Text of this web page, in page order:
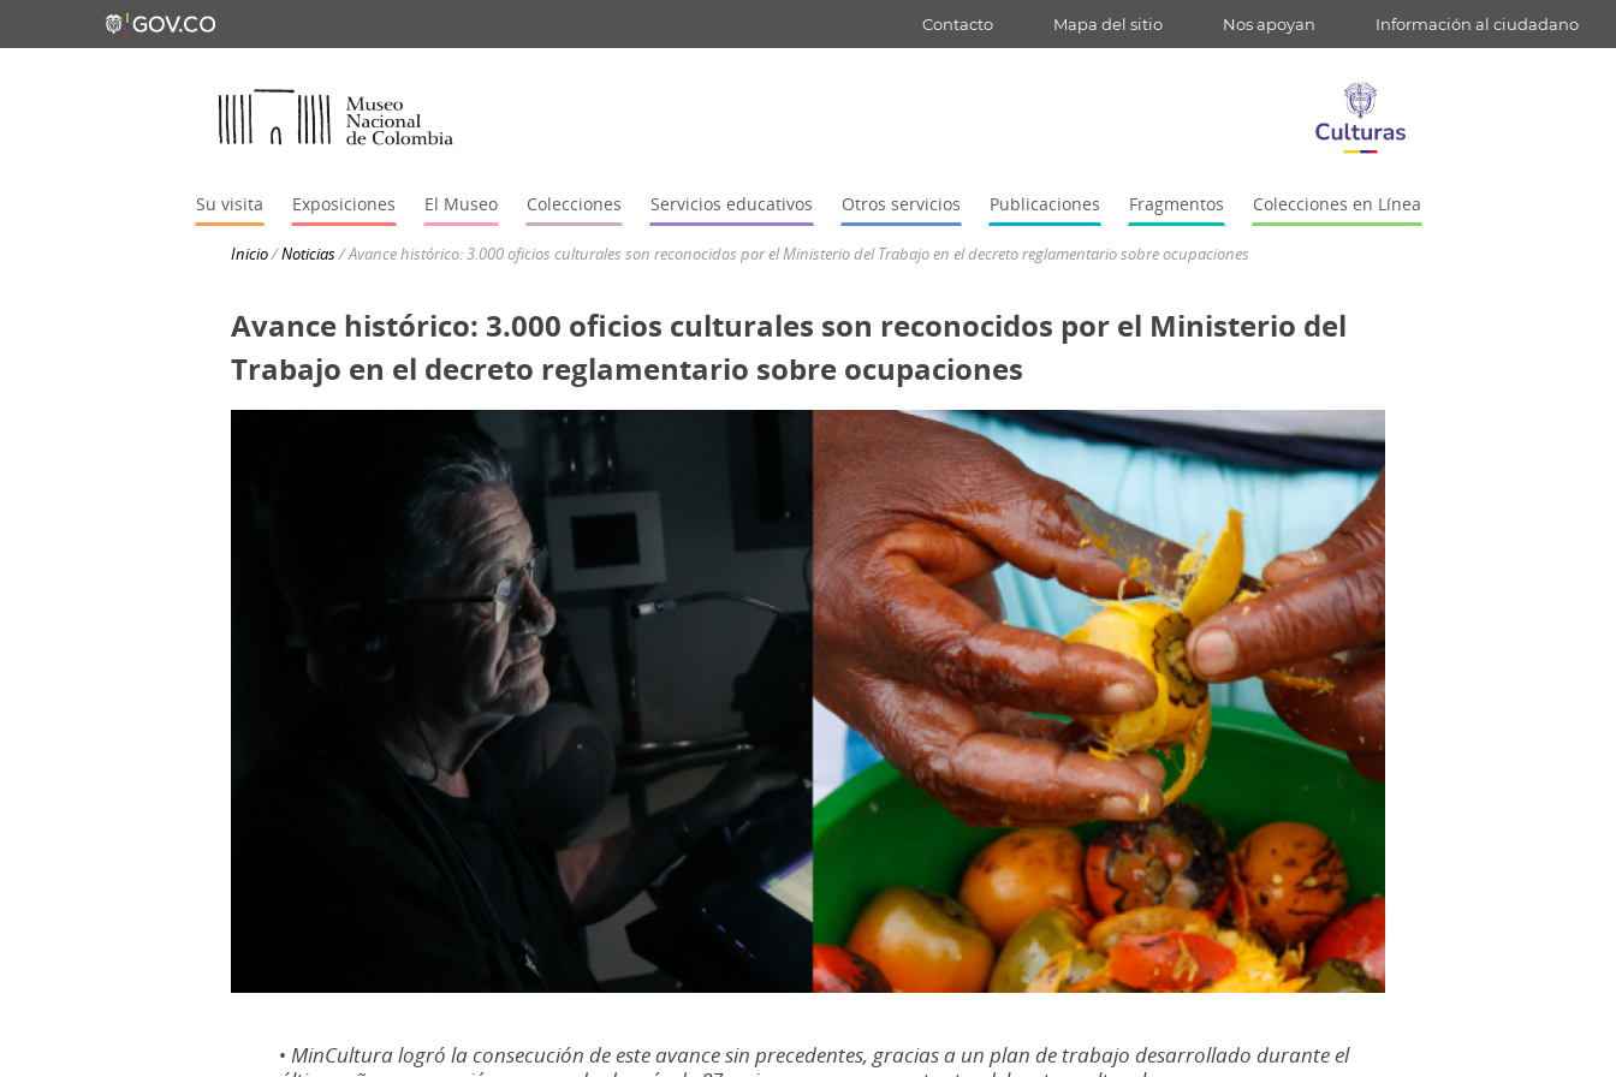
Contacto Mapa del sitio Nos apoyan Información al ciudadano
Su visita Exposiciones El Museo Colecciones Servicios educativos Otros servicios Publicaciones Fragmentos Colecciones en Línea
Inicio/Noticias/Avance histórico: 3.000 oficios culturales son reconocidos por el Ministerio del Trabajo en el decreto reglamentario sobre ocupaciones
Avance histórico: 3.000 oficios culturales son reconocidos por el Ministerio del
Trabajo en el decreto reglamentario sobre ocupaciones
• MinCultura logró la consecución de este avance sin precedentes, gracias a un plan de trabajo desarrollado durante el